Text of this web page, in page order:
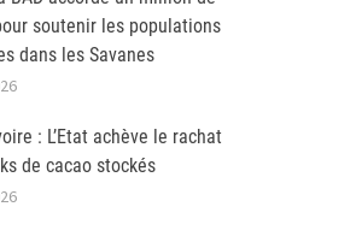
soutenir les populations
dans les Savanes
: L’Etat achève le rachat
de cacao stockés